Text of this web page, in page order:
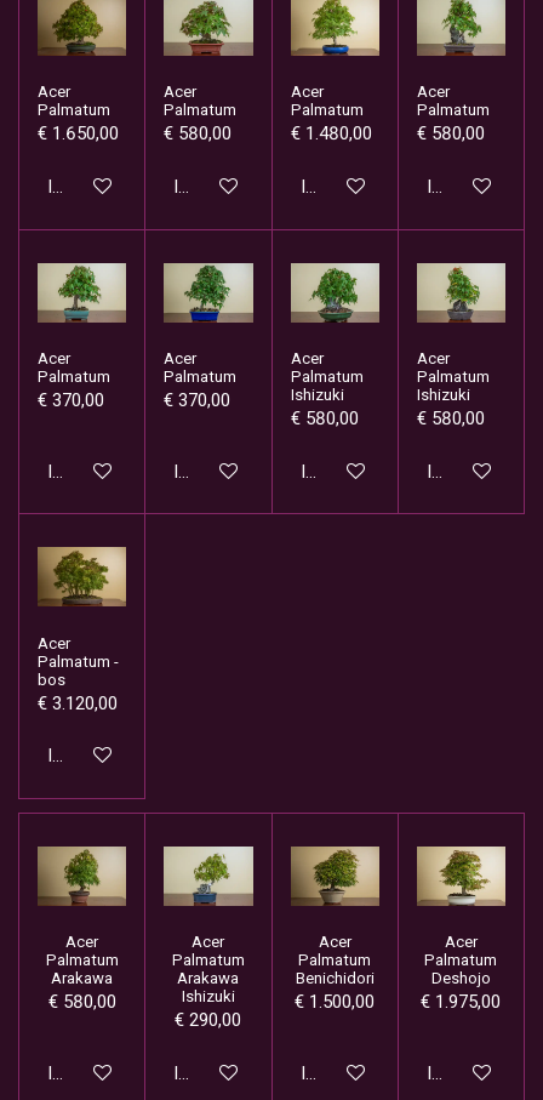
Acer
Palmatum
€ 1.650,00
In winkelwagen
Acer
Palmatum
€ 580,00
In winkelwagen
Acer
Palmatum
€ 1.480,00
In winkelwagen
Acer
Palmatum
€ 580,00
In
Acer
Palmatum
€ 370,00
In winkelwagen
Acer
Palmatum
€ 370,00
In winkelwagen
Acer
Palmatum
Ishizuki
€ 580,00
In winkelwagen
Acer
Palmatum
Ishizuki
€ 580,00
In
Acer
Palmatum -
bos
€ 3.120,00
In winkelwagen
Acer
Palmatum
Arakawa
€ 580,00
In winkelwagen
Acer
Palmatum
Arakawa
Ishizuki
€ 290,00
In winkelwagen
Acer
Palmatum
Benichidori
€ 1.500,00
In winkelwagen
Acer
Palmatum
Deshojo
€ 1.975,00
In